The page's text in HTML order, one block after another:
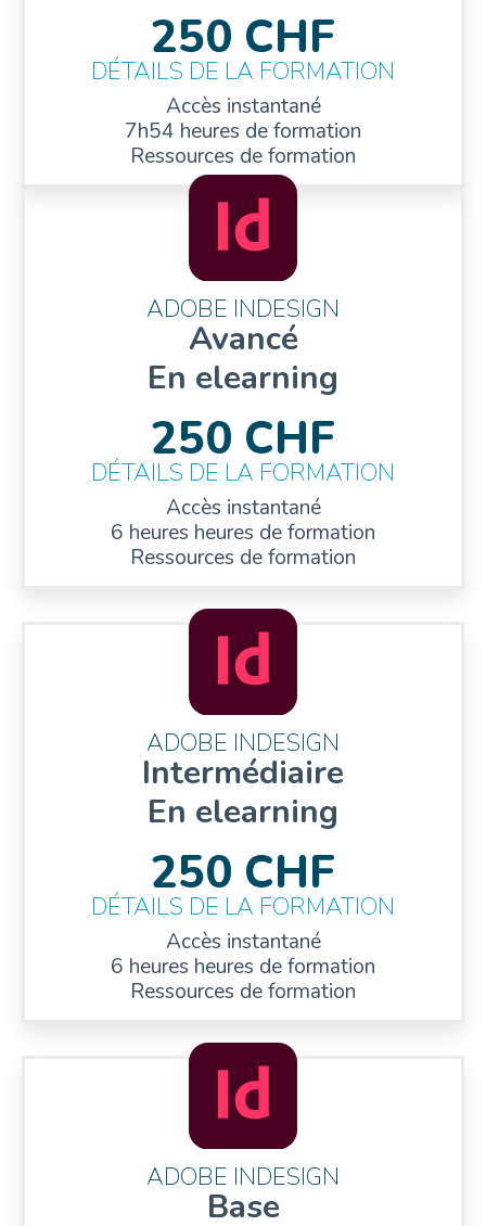
250 CHF
DÉTAILS DE LA FORMATION
Accès instantané
7h54 heures de formation
Ressources de formation
ADOBE INDESIGN
Avancé
En elearning
250 CHF
DÉTAILS DE LA FORMATION
Accès instantané
6 heures heures de formation
Ressources de formation
ADOBE INDESIGN
Intermédiaire
En elearning
250 CHF
DÉTAILS DE LA FORMATION
Accès instantané
6 heures heures de formation
Ressources de formation
ADOBE INDESIGN
Base